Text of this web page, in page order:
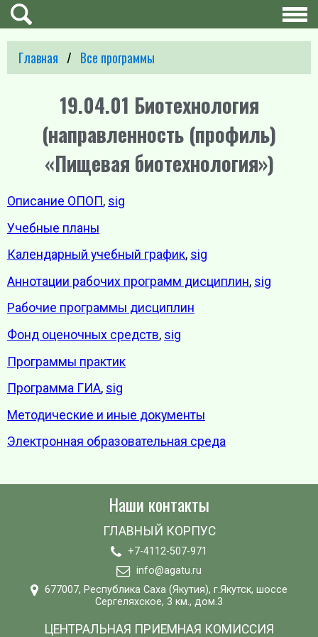
Главная Все программы
19.04.01 Биотехнология
(направленность (профиль)
«Пищевая биотехнология»)
Описание ОПОП , sig
Учебные планы
Календарный учебный график, sig
Аннотации рабочих программ дисциплин, sig
Рабочие программы дисциплин
Фонд оценочных средств, sig
Программы практик
Программа ГИА, sig
Методические и иные документы
Электронная образовательная среда
Наши контакты
ГЛАВНЫЙ КОРПУС
+7-4112-507-971
info@agatu.ru
677007, Республика Саха (Якутия), г.Якутск, шоссе
Сергеляхское, 3 км., дом.3
ЦЕНТРАЛЬНАЯ ПРИЕМНАЯ КОМИССИЯ